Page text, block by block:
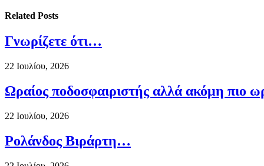
Related Posts
Γνωρίζετε ότι…
22 Ιουλίου, 2026
Ωραίος ποδοσφαιριστής αλλά ακόμη πιο
22 Ιουλίου, 2026
Ρολάνδος Βιράρτη…